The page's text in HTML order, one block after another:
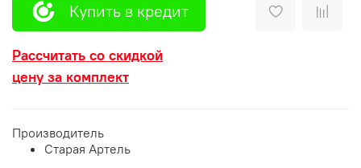
Купить в кредит
Рассчитать со скидкой
цену за комплект
Производитель
Старая Артель